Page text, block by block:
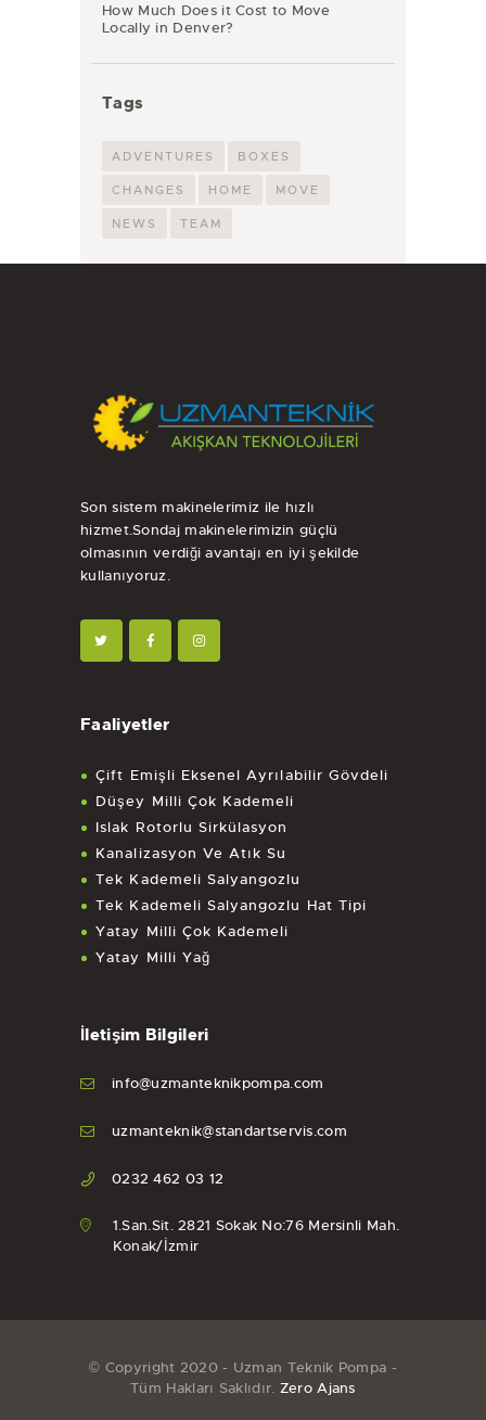
How Much Does it Cost to Move
Locally in Denver?
Tags
ADVENTURES BOXES
CHANGES HOME MOVE
NEWS TEAM
Son sistem makinelerimiz ile hızlı
hizmet.Sondaj makinelerimizin güçlü
olmasının verdiği avantajı en iyi şekilde
kullanıyoruz.
Faaliyetler
Çift Emişli Eksenel Ayrılabilir Gövdeli
Düşey Milli Çok Kademeli
Islak Rotorlu Sirkülasyon
Kanalizasyon Ve Atık Su
Tek Kademeli Salyangozlu
Tek Kademeli Salyangozlu Hat Tipi
Yatay Milli Çok Kademeli
Yatay Milli Yağ
İletişim Bilgileri
info@uzmanteknikpompa.com
uzmanteknik@standartservis.com
0232 462 03 12
1.San.Sit. 2821 Sokak No:76 Mersinli Mah.
Konak/İzmir
© Copyright 2020 - Uzman Teknik Pompa -
Tüm Hakları Saklıdır. Zero Ajans